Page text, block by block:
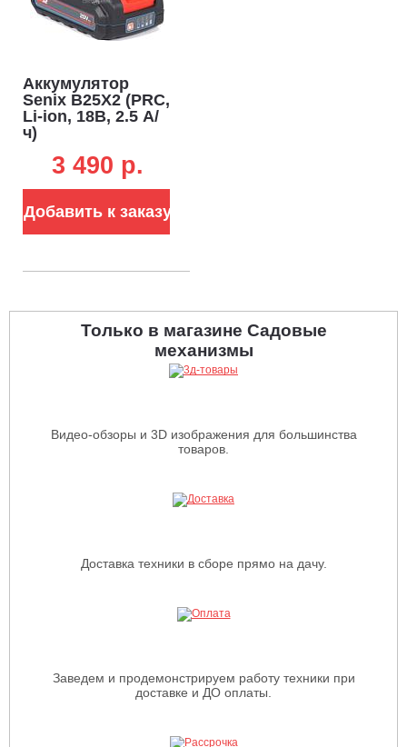
Аккумулятор
Senix B25X2 (PRC,
Li-ion, 18В, 2.5 А/
ч)
3 490 p.
Добавить к заказу
Только в магазине Садовые
механизмы
Видео-обзоры и 3D изображения для большинства
товаров.
Доставка техники в сборе прямо на дачу.
Заведем и продемонстрируем работу техники при
доставке и ДО оплаты.